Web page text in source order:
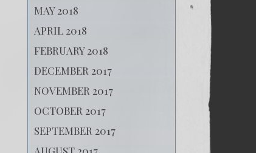
MAY 2018
APRIL 2018
FEBRUARY 2018
DECEMBER 2017
NOVEMBER 2017
OCTOBER 2017
SEPTEMBER 2017